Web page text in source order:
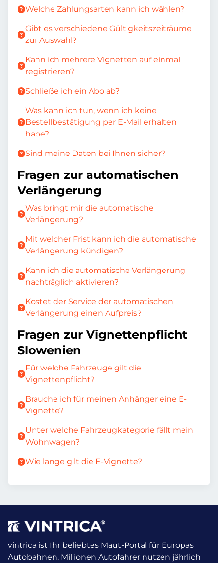
Welche Zahlungsarten kann ich wählen?
Gibt es verschiedene Gültigkeitszeiträume
zur Auswahl?
Kann ich mehrere Vignetten auf einmal
registrieren?
Schließe ich ein Abo ab?
Was kann ich tun, wenn ich keine
Bestellbestätigung per E-Mail erhalten
habe?
Sind meine Daten bei Ihnen sicher?
Fragen zur automatischen
Verlängerung
Was bringt mir die automatische
Verlängerung?
Mit welcher Frist kann ich die automatische
Verlängerung kündigen?
Kann ich die automatische Verlängerung
nachträglich aktivieren?
Kostet der Service der automatischen
Verlängerung einen Aufpreis?
Fragen zur Vignettenpflicht
Slowenien
Für welche Fahrzeuge gilt die
Vignettenpflicht?
Brauche ich für meinen Anhänger eine E-
Vignette?
Unter welche Fahrzeugkategorie fällt mein
Wohnwagen?
Wie lange gilt die E-Vignette?
vintrica ist Ihr beliebtes Maut-Portal für Europas
Autobahnen. Millionen Autofahrer nutzen jährlich